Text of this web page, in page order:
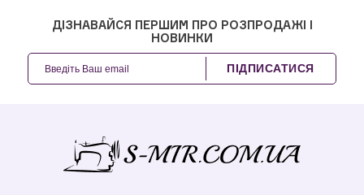
ДІЗНАВАЙСЯ ПЕРШИМ ПРО РОЗПРОДАЖІ І
НОВИНКИ
ПІДПИСАТИСЯ